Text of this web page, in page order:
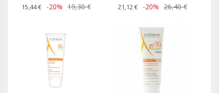
15,44 € -20% 19,30 € 21,12 € -20% 26,40 €